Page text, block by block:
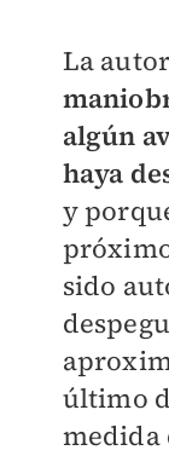
La
algún
haya
y
sido
último
medida